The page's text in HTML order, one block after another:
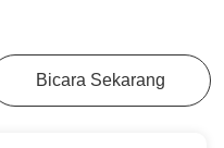
Bicara Sekarang